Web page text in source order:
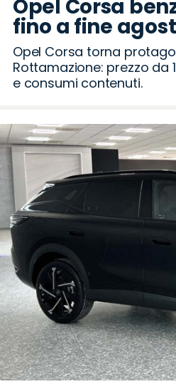
Opel Corsa
fino a fine
Opel Corsa torna
Rottamazione: prezzo da
e consumi contenuti.